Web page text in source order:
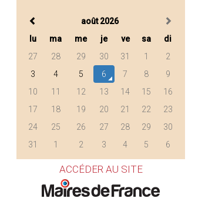
août 2026
lu
ma me je ve sa
di
27
28 29 30 31 1
2
3
4 5 6 7 8
9
10
11 12 13 14 15
16
17
18 19 20 21 22
23
24
25 26 27 28 29
30
31
1 2 3 4 5 6
ACCÉDER AU SITE